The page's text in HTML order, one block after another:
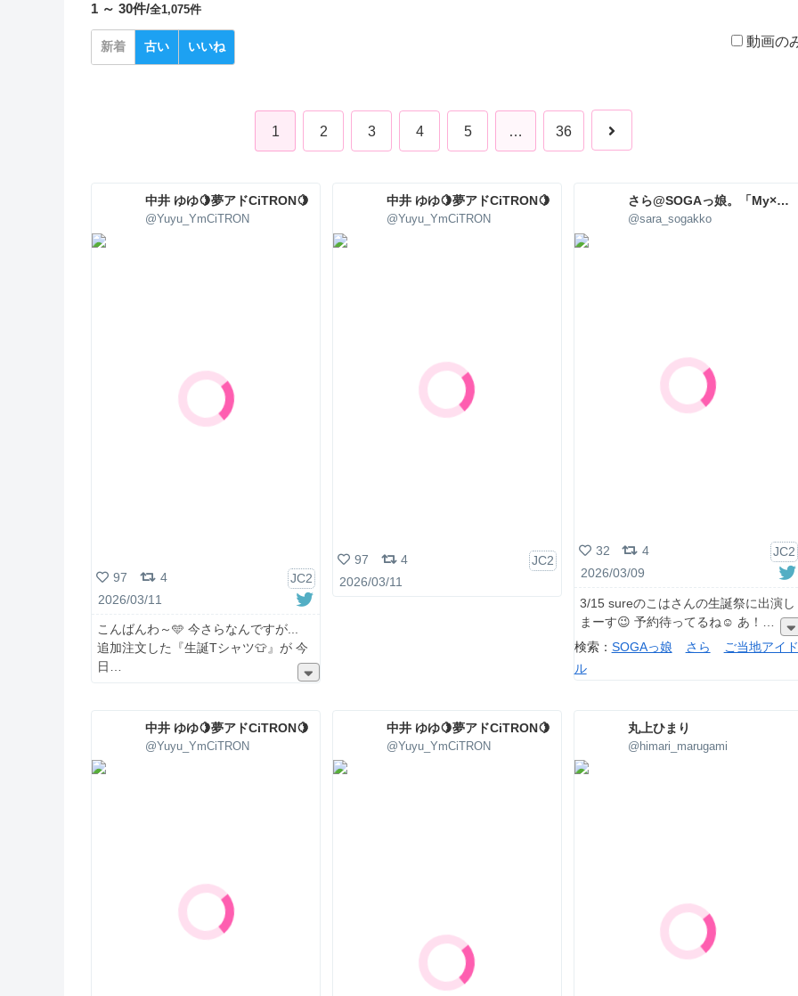
1 ～ 30件/全1,075件
新着 古い いいね 動画の
1 2 3 4 5 … 36
中井 ゆゆ🍋夢アドCiTRON🍋
@Yuyu_YmCiTRON
97 4
JC2
2026/03/11
こんばんわ～🩵 今さらなんですが...
追加注文した『生誕Tシャツ👕』が 今
日
中井 ゆゆ🍋夢アドCiTRON🍋
@Yuyu_YmCiTRON
97 4
JC2
2026/03/11
さら@SOGAっ娘。「My×Sis」
@sara_sogakko
32 4
JC2
2026/03/09
3/15 sureのこはさんの生誕祭に出演し
まーす😉 予約待ってるね☺️ あ！
検索： SOGAっ娘 さら
ご当地アイド
ル
中井 ゆゆ🍋夢アドCiTRON🍋
@Yuyu_YmCiTRON
中井 ゆゆ🍋夢アドCiTRON🍋
@Yuyu_YmCiTRON
丸上ひまり
@himari_marugami